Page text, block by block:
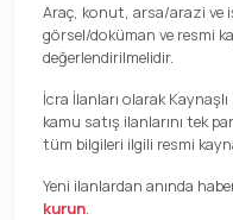
Araç, konut, arsa/arazi ve
görsel/doküman ve resmi
değerlendirilmelidir.
İcra İlanları olarak
kamu satış ilanlarını tek
tüm bilgileri ilgili resmi
Yeni ilanlardan anında
kurun.